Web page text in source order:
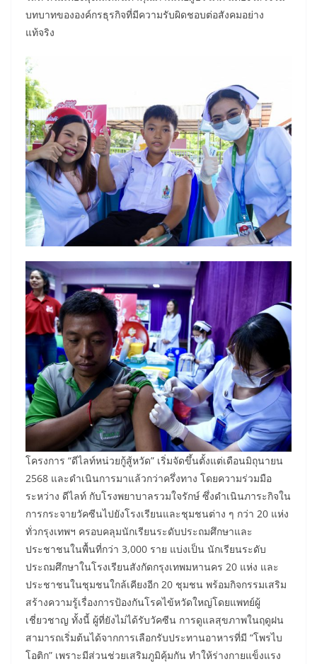
บทบาทขององค์กรธุรกิจที่มีความรับผิดชอบต่อสังคมอย่าง
แท้จริง
โครงการ “ดีไลท์หน่วยกู้สู้หวัด” เริ่มจัดขึ้นตั้งแต่เดือนมิถุนายน
2568 และดำเนินการมาแล้วกว่าครึ่งทาง โดยความร่วมมือ
ระหว่าง ดีไลท์ กับโรงพยาบาลรวมใจรักษ์ ซึ่งดำเนินภาระกิจใน
การกระจายวัคซีนไปยังโรงเรียนและชุมชนต่าง ๆ กว่า 20 แห่ง
ทั่วกรุงเทพฯ ครอบคลุมนักเรียนระดับประถมศึกษาและ
ประชาชนในพื้นที่กว่า 3,000 ราย แบ่งเป็น นักเรียนระดับ
ประถมศึกษาในโรงเรียนสังกัดกรุงเทพมหานคร 20 แห่ง และ
ประชาชนในชุมชนใกล้เคียงอีก 20 ชุมชน พร้อมกิจกรรมเสริม
สร้างความรู้เรื่องการป้องกันโรคไข้หวัดใหญ่โดยแพทย์ผู้
เชี่ยวชาญ ทั้งนี้ ผู้ที่ยังไม่ได้รับวัคซีน การดูแลสุขภาพในฤดูฝน
สามารถเริ่มต้นได้จากการเลือกรับประทานอาหารที่มี “โพรไบ
โอติก” เพราะมีส่วนช่วยเสริมภูมิคุ้มกัน ทำให้ร่างกายแข็งแรง